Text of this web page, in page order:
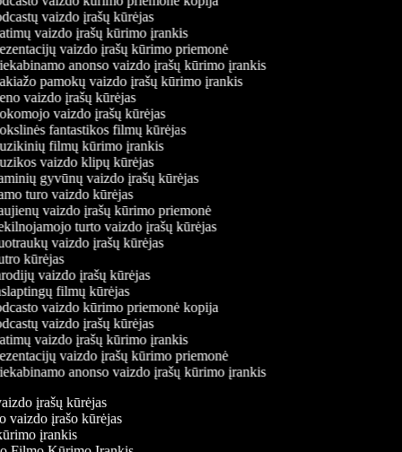
vaizdo įrašų kūrėjas
vaizdo įrašų kūrimo įrankis
vaizdo įrašų kūrimo priemonė
anonso vaizdo įrašų kūrimo įrankis
pamokų vaizdo įrašų kūrimo įrankis
vaizdo įrašų kūrėjas
vaizdo įrašų kūrėjas
fantastikos filmų kūrėjas
filmų kūrimo įrankis
vaizdo klipų kūrėjas
gyvūnų vaizdo įrašų kūrėjas
turo vaizdo kūrėjas
vaizdo įrašų kūrimo priemonė
turto vaizdo įrašų kūrėjas
vaizdo įrašų kūrėjas
kūrėjas
vaizdo įrašų kūrėjas
filmų kūrėjas
vaizdo kūrimo priemonė kopija
vaizdo įrašų kūrėjas
vaizdo įrašų kūrimo įrankis
vaizdo įrašų kūrimo priemonė
anonso vaizdo įrašų kūrimo įrankis
įrašų kūrėjas
vaizdo įrašo kūrėjas
įrankis